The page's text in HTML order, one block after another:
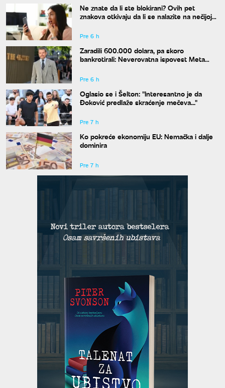
Ne znate da li ste blokirani? Ovih pet
znakova otkivaju da li se nalazite na nečijoj
Pre 6 h
Zaradili 600.000 dolara, pa skoro
bankrotirali: Neverovatna ispovest Meta
Pre 6 h
Oglasio se i Šelton: "Interesantno je da
Đoković predlaže skraćenje mečeva..."
Pre 7 h
Ko pokreće ekonomiju EU: Nemačka i dalje
dominira
Pre 7 h